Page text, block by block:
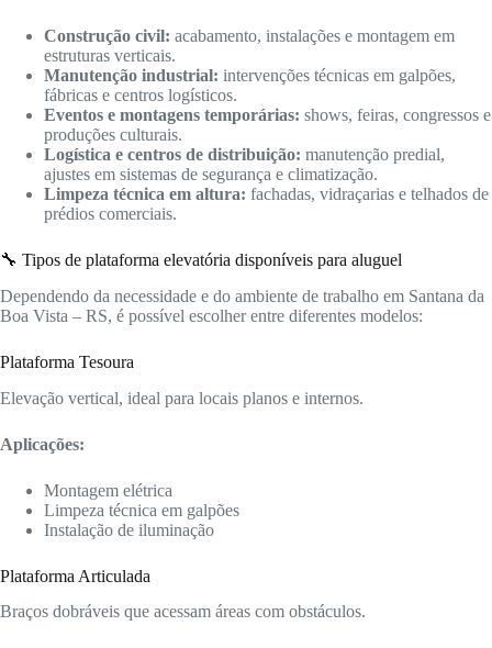
Construção civil: acabamento, instalações e montagem em
estruturas verticais.
Manutenção industrial: intervenções técnicas em galpões,
fábricas e centros logísticos.
Eventos e montagens temporárias: shows, feiras, congressos e
produções culturais.
Logística e centros de distribuição: manutenção predial,
ajustes em sistemas de segurança e climatização.
Limpeza técnica em altura: fachadas, vidraçarias e telhados de
prédios comerciais.
🔧 Tipos de plataforma elevatória disponíveis para aluguel
Dependendo da necessidade e do ambiente de trabalho em Santana da
Boa Vista – RS, é possível escolher entre diferentes modelos:
Plataforma Tesoura
Elevação vertical, ideal para locais planos e internos.
Aplicações:
Montagem elétrica
Limpeza técnica em galpões
Instalação de iluminação
Plataforma Articulada
Braços dobráveis que acessam áreas com obstáculos.